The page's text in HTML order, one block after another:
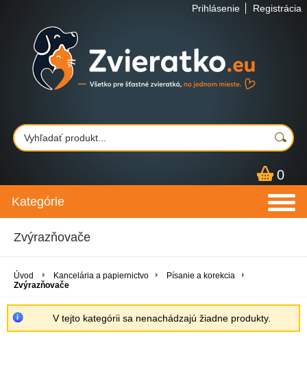
Prihlásenie Registrácia
0
Kategórie
Zvýrazňovače
Úvod Kancelária a papiernictvo
Písanie a korekcia
Zvýrazňovače
V tejto kategórii sa nenachádzajú žiadne produkty.